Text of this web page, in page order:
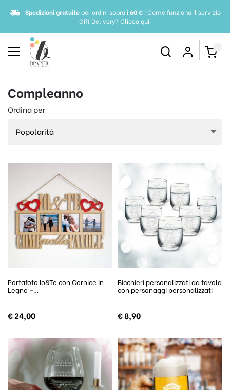
Spedizioni gratuiteper ordini sopra i 60 €| Come funziona il servizio
Gift Delivery?Clicca qui!
Compleanno
Ordina per
Portafoto Io&Te con Cornice in
Legno –…
€24,00
Bicchieri personalizzati da tavola
con personaggi personalizzati
€8,90